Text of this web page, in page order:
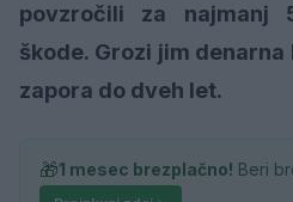
povzročili za najmanj
škode. Grozi jim
zapora do dveh let.
🎁1 mesec brezplačno! Beri